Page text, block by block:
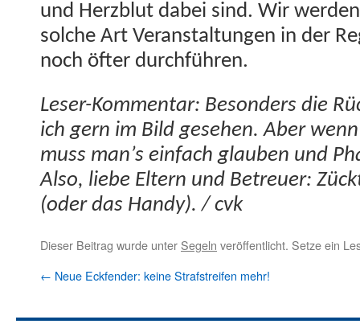
und Herzblut dabei sind. Wir
solche Art Ver­anstal­tun­gen in der
noch öfter durchführen.
Leser-Kom­men­tar: Beson­ders die
ich gern im Bild gese­hen. Aber
muss man’s ein­fach glauben und
Also, liebe Eltern und Betreuer:
(oder das Handy). / cvk
Dieser Beitrag wurde unter Segeln veröffentlicht. Setze ein
← Neue Eckfender: keine Strafstreifen mehr!